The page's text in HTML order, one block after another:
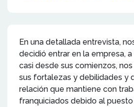
En una detallada entrevista,
decidió entrar en la empresa,
casi desde sus comienzos,
sus fortalezas y debilidades y
relación que mantiene con
franquiciados debido al